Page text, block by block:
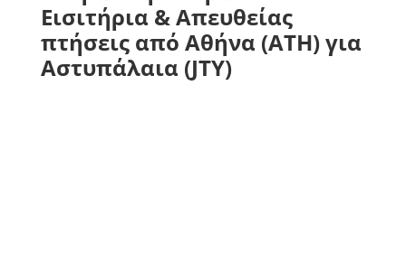
Εισιτήρια & Απευθείας
πτήσεις από Αθήνα (ATH) για
Αστυπάλαια (JTY)